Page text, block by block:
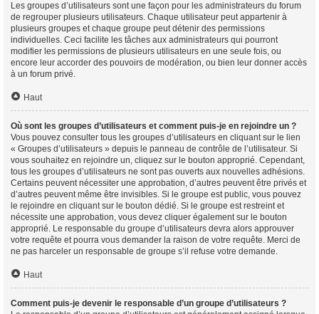
Les groupes d’utilisateurs sont une façon pour les administrateurs du forum
de regrouper plusieurs utilisateurs. Chaque utilisateur peut appartenir à
plusieurs groupes et chaque groupe peut détenir des permissions
individuelles. Ceci facilite les tâches aux administrateurs qui pourront
modifier les permissions de plusieurs utilisateurs en une seule fois, ou
encore leur accorder des pouvoirs de modération, ou bien leur donner accès
à un forum privé.
Haut
Où sont les groupes d’utilisateurs et comment puis-je en rejoindre un ?
Vous pouvez consulter tous les groupes d’utilisateurs en cliquant sur le lien
« Groupes d’utilisateurs » depuis le panneau de contrôle de l’utilisateur. Si
vous souhaitez en rejoindre un, cliquez sur le bouton approprié. Cependant,
tous les groupes d’utilisateurs ne sont pas ouverts aux nouvelles adhésions.
Certains peuvent nécessiter une approbation, d’autres peuvent être privés et
d’autres peuvent même être invisibles. Si le groupe est public, vous pouvez
le rejoindre en cliquant sur le bouton dédié. Si le groupe est restreint et
nécessite une approbation, vous devez cliquer également sur le bouton
approprié. Le responsable du groupe d’utilisateurs devra alors approuver
votre requête et pourra vous demander la raison de votre requête. Merci de
ne pas harceler un responsable de groupe s’il refuse votre demande.
Haut
Comment puis-je devenir le responsable d’un groupe d’utilisateurs ?